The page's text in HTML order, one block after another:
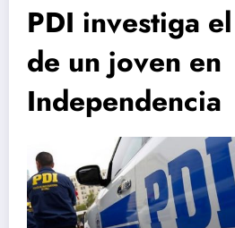
PDI investiga
de un joven en
Independencia